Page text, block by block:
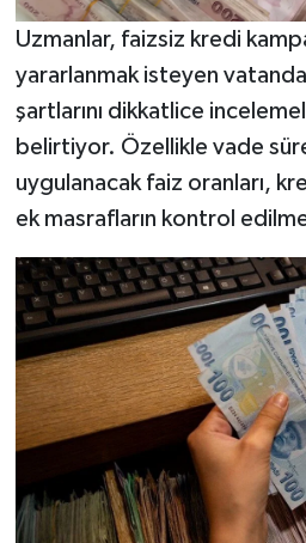
Uzmanlar, faizsiz kredi
yararlanmak isteyen
şartlarını dikkatlice
belirtiyor. Özellikle vade
uygulanacak faiz oranları,
ek masrafların kontrol